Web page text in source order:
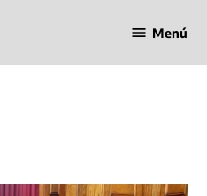
en Línea
Menú